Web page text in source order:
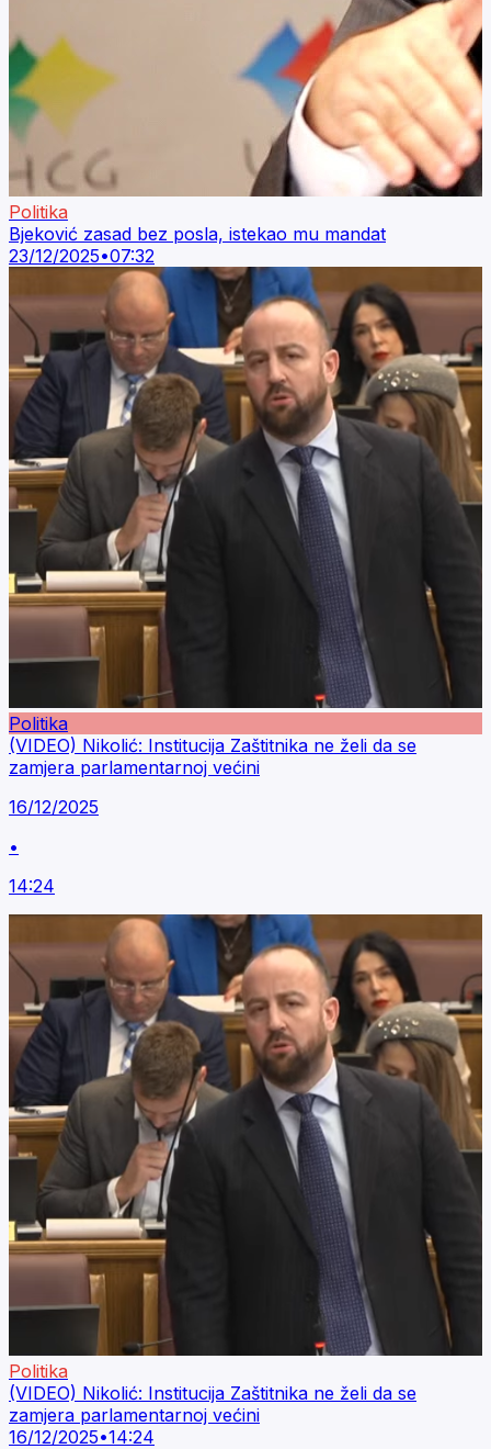
Politika
Bjeković zasad bez posla, istekao mu mandat
23/12/2025•07:32
Politika
(VIDEO) Nikolić: Institucija Zaštitnika ne želi da se
zamjera parlamentarnoj većini
16/12/2025
•
14:24
Politika
(VIDEO) Nikolić: Institucija Zaštitnika ne želi da se
zamjera parlamentarnoj većini
16/12/2025•14:24